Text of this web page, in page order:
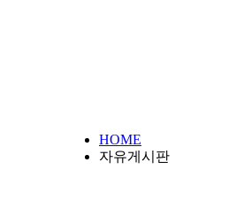
HOME
자유게시판